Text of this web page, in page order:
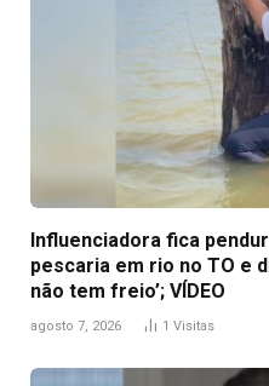
Influenciadora fica
pescaria em rio no TO e
não tem freio’; VÍDEO
agosto 7, 2026 1 Visitas